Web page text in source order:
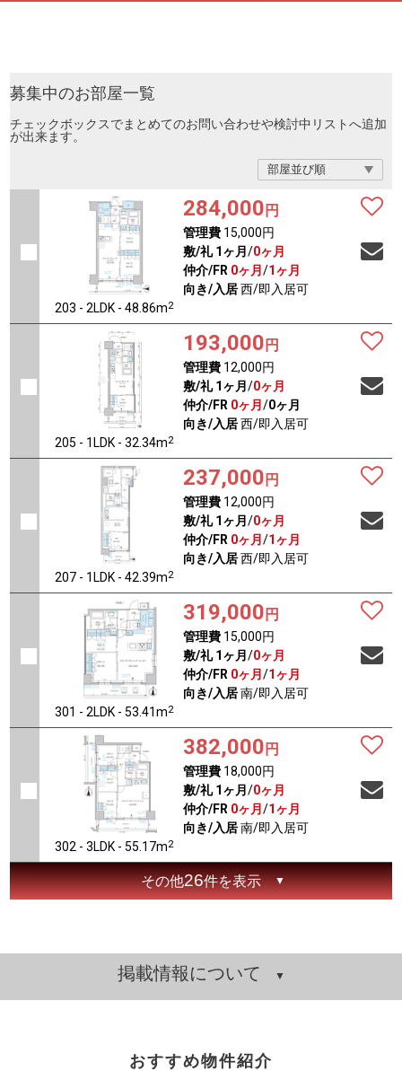
募集中のお部屋一覧
チェックボックスでまとめてのお問い合わせや検討中リストへ追加
が出来ます。
203 - 2LDK - 48.86m2
284,000 円
管理費15,000円
敷/礼 1ヶ月 /0ヶ月
仲介/FR 0ヶ月 /1ヶ月
向き/入居西/即入居可
205 - 1LDK - 32.34m2
193,000 円
管理費12,000円
敷/礼 1ヶ月 /0ヶ月
仲介/FR 0ヶ月 /0ヶ月
向き/入居西/即入居可
207 - 1LDK - 42.39m2
237,000 円
管理費12,000円
敷/礼 1ヶ月 /0ヶ月
仲介/FR 0ヶ月 /1ヶ月
向き/入居西/即入居可
301 - 2LDK - 53.41m2
319,000 円
管理費15,000円
敷/礼 1ヶ月 /0ヶ月
仲介/FR 0ヶ月 /1ヶ月
向き/入居南/即入居可
302 - 3LDK - 55.17m2
382,000 円
管理費18,000円
敷/礼 1ヶ月 /0ヶ月
仲介/FR 0ヶ月 /1ヶ月
向き/入居南/即入居可
その他26件を表示
掲載情報について
おすすめ物件紹介